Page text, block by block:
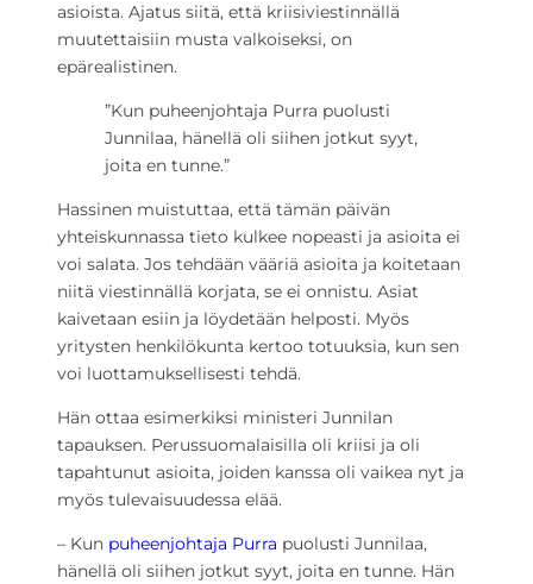
asioista. Ajatus siitä, että kriisiviestinnällä
muutettaisiin musta valkoiseksi, on
epärealistinen.
”Kun puheenjohtaja Purra puolusti
Junnilaa, hänellä oli siihen jotkut syyt,
joita en tunne.”
Hassinen muistuttaa, että tämän päivän
yhteiskunnassa tieto kulkee nopeasti ja asioita ei
voi salata. Jos tehdään vääriä asioita ja koitetaan
niitä viestinnällä korjata, se ei onnistu. Asiat
kaivetaan esiin ja löydetään helposti. Myös
yritysten henkilökunta kertoo totuuksia, kun sen
voi luottamuksellisesti tehdä.
Hän ottaa esimerkiksi ministeri Junnilan
tapauksen. Perussuomalaisilla oli kriisi ja oli
tapahtunut asioita, joiden kanssa oli vaikea nyt ja
myös tulevaisuudessa elää.
– Kun puheenjohtaja Purra puolusti Junnilaa,
hänellä oli siihen jotkut syyt, joita en tunne. Hän